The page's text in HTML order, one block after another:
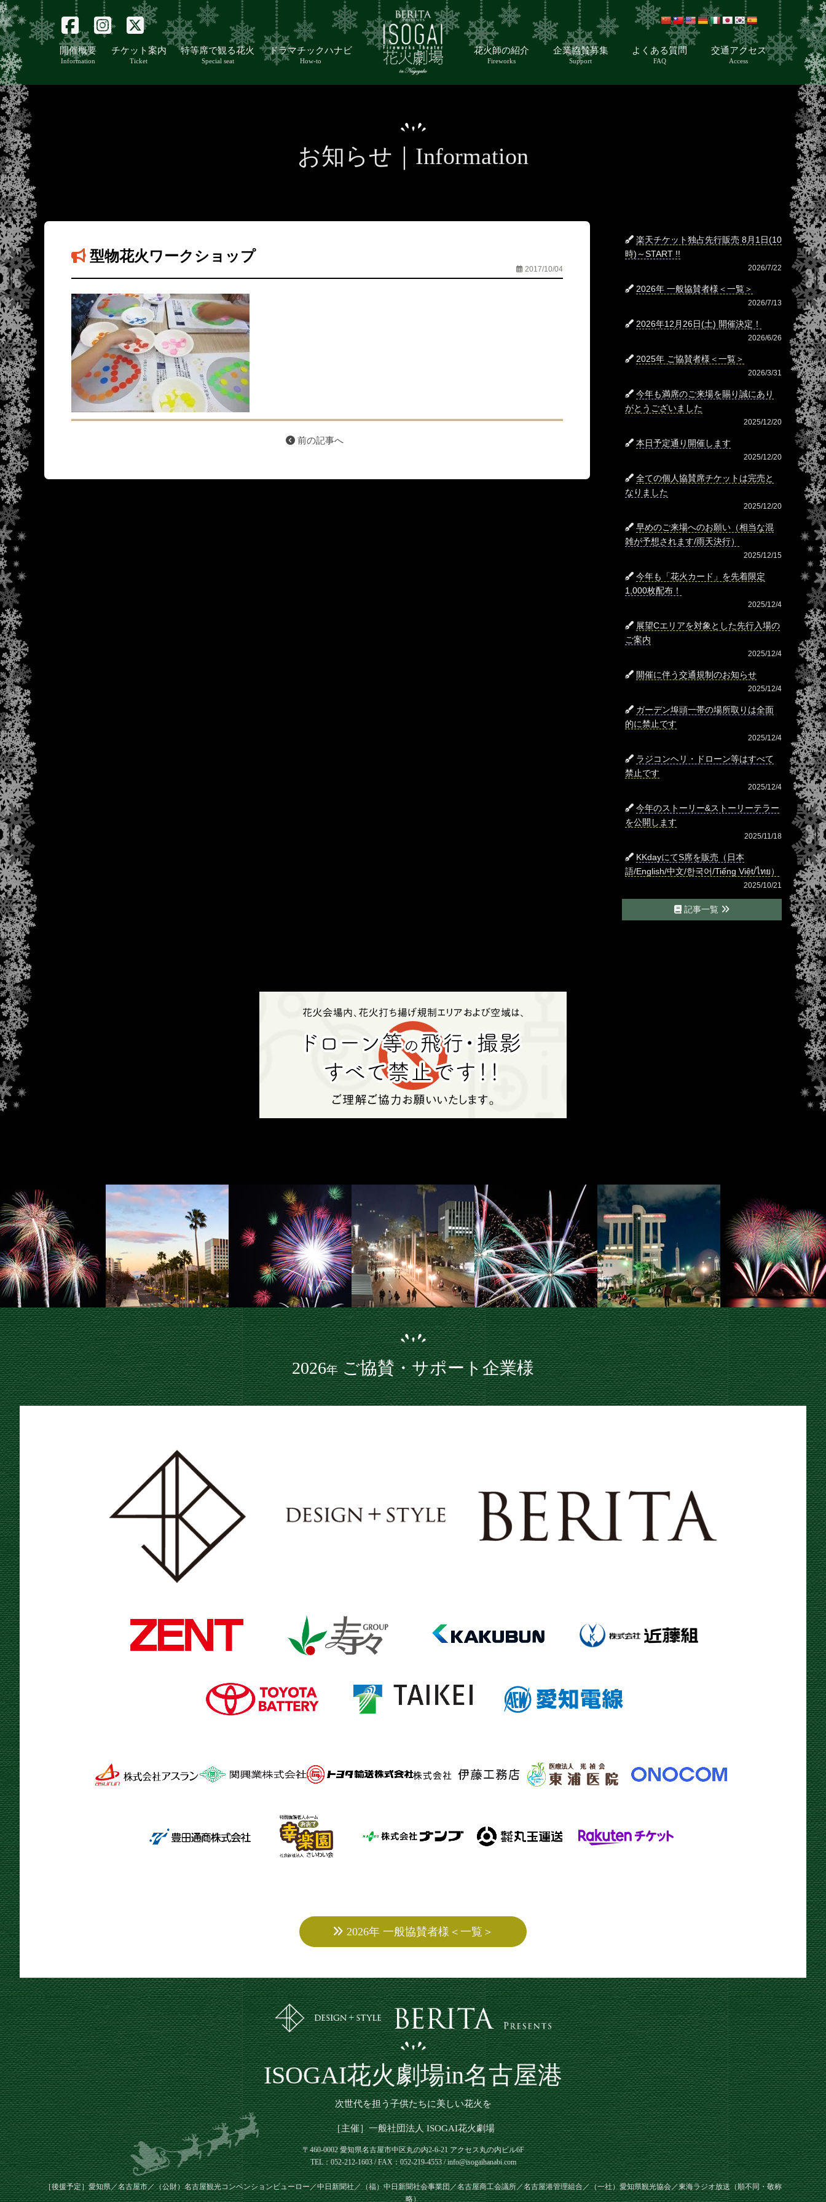
開催概要
Information
チケット案内
Ticket
特等席で観る花火
Special seat
ドラマチックハナビ
How-to
花火師の紹介
Fireworks
企業協賛募集
Support
よくある質問
FAQ
交通アクセス
Access
お知らせ｜Information
型物花火ワークショップ
2017/10/04
前の記事へ
楽天チケット独占先行販売 8月1日(10
時)～START !!
2026/7/22
2026年 一般協賛者様＜一覧＞
2026/7/13
2026年12月26日(土) 開催決定！
2026/6/26
2025年 ご協賛者様＜一覧＞
2026/3/31
今年も満席のご来場を賜り誠にあり
がとうございました
2025/12/20
本日予定通り開催します
2025/12/20
全ての個人協賛席チケットは完売と
なりました
2025/12/20
早めのご来場へのお願い（相当な混
雑が予想されます/雨天決行）
2025/12/15
今年も「花火カード」を先着限定
1,000枚配布！
2025/12/4
展望Cエリアを対象とした先行入場の
ご案内
2025/12/4
開催に伴う交通規制のお知らせ
2025/12/4
ガーデン埠頭一帯の場所取りは全面
的に禁止です
2025/12/4
ラジコンヘリ・ドローン等はすべて
禁止です
2025/12/4
今年のストーリー&ストーリーテラー
を公開します
2025/11/18
KKdayにてS席を販売（日本
語/English/中文/한국어/Tiếng Việt/ไทย）
2025/10/21
記事一覧
2026年ご協賛・サポート企業様
2026年 一般協賛者様＜一覧＞
ISOGAI花火劇場in名古屋港
次世代を担う子供たちに美しい花火を
［主催］一般社団法人 ISOGAI花火劇場
〒460-0002 愛知県名古屋市中区丸の内2-6-21アクセス丸の内ビル6F
TEL：052-212-1603 / FAX：052-219-4553 / info@isogaihanabi.com
［後援予定］愛知県／名古屋市／（公財）名古屋観光コンベンションビューロー／中日新聞社／（福）中日新聞社会事業団／名古屋商工会議所／名古屋港管理組合／（一社）愛知県観光協会／東海ラジオ放送（順不同・敬称
略）